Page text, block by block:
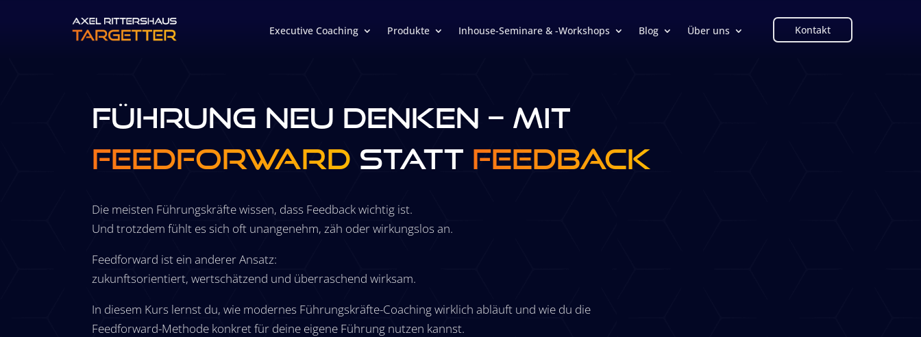
Executive Coaching Produkte Inhouse-Seminare & -Workshops Blog Über uns Kontakt
Führung neu denken – mit
Feedforward statt Feedback
Die meisten Führungskräfte wissen, dass Feedback wichtig ist.
Und trotzdem fühlt es sich oft unangenehm, zäh oder wirkungslos an.
Feedforward ist ein anderer Ansatz:
zukunftsorientiert, wertschätzend und überraschend wirksam.
In diesem Kurs lernst du, wie modernes Führungskräfte-Coaching wirklich abläuft und wie du die
Feedforward-Methode konkret für deine eigene Führung nutzen kannst.